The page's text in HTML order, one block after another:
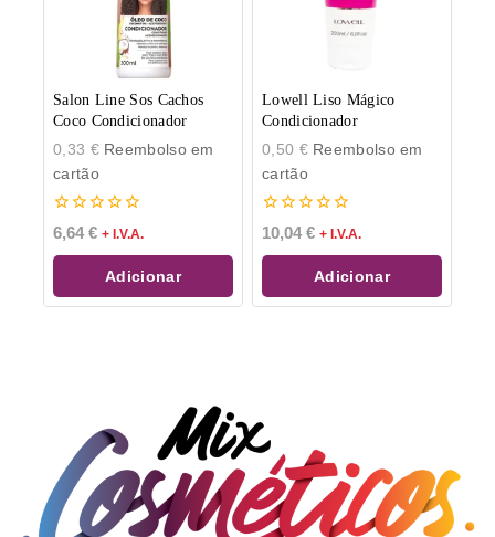
Salon Line Sos Cachos
Coco Condicionador
0,33 €Reembolso em
cartão
0
de
5
6,64€ + I.V.A.
Adicionar
Lowell Liso Mágico
Condicionador
0,50 €Reembolso em
cartão
0
de
5
10,04€ + I.V.A.
Adicionar